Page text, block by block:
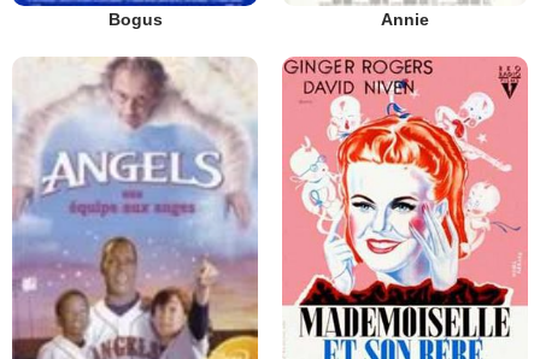
Bogus Annie